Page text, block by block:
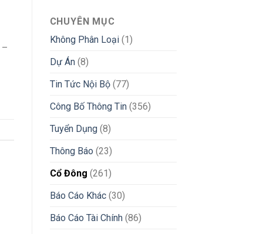
–
CHUYÊN MỤC
Không Phân Loại(1)
Dự Án(8)
Tin Tức Nội Bộ(77)
Công Bố Thông Tin(356)
Tuyển Dụng(8)
Thông Báo (23)
Cổ Đông (261)
Báo Cáo Khác(30)
Báo Cáo Tài Chính(86)